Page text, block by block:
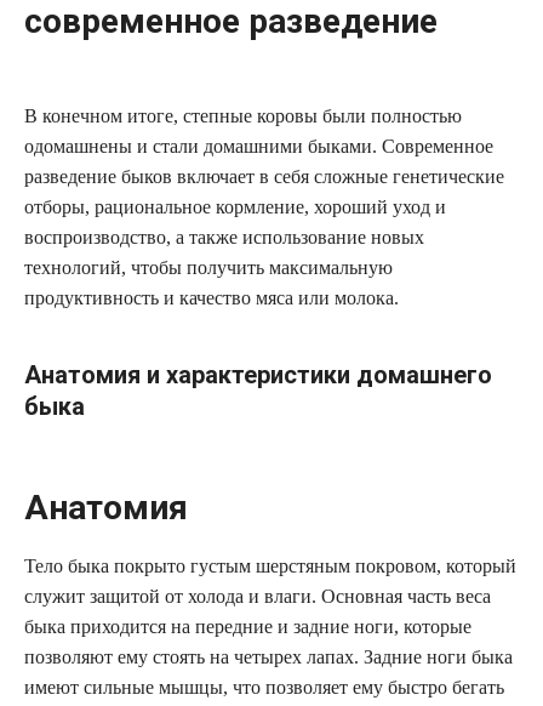
современное разведение
В конечном итоге, степные коровы были полностью
одомашнены и стали домашними быками. Современное
разведение быков включает в себя сложные генетические
отборы, рациональное кормление, хороший уход и
воспроизводство, а также использование новых
технологий, чтобы получить максимальную
продуктивность и качество мяса или молока.
Анатомия и характеристики домашнего
быка
Анатомия
Тело быка покрыто густым шерстяным покровом, который
служит защитой от холода и влаги. Основная часть веса
быка приходится на передние и задние ноги, которые
позволяют ему стоять на четырех лапах. Задние ноги быка
имеют сильные мышцы, что позволяет ему быстро бегать